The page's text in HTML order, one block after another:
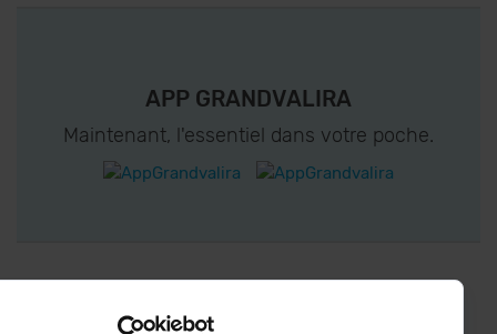
APP GRANDVALIRA
Maintenant, l'essentiel dans votre poche.
CONNECTEZ-VOUS À GRANDVALIRA!